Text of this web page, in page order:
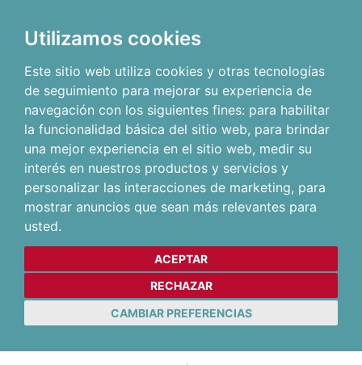
Utilizamos cookies
Este sitio web utiliza cookies y otras tecnologías
de seguimiento para mejorar su experiencia de
navegación con los siguientes fines: para habilitar
la funcionalidad básica del sitio web, para brindar
una mejor experiencia en el sitio web, medir su
interés en nuestros productos y servicios y
personalizar las interacciones de marketing, para
mostrar anuncios que sean más relevantes para
usted.
ACEPTAR
RECHAZAR
CAMBIAR PREFERENCIAS